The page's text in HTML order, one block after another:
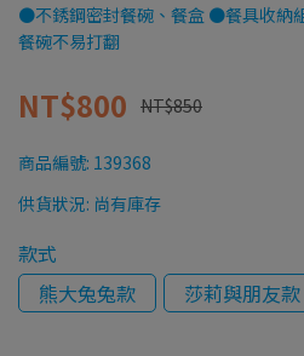
●不銹鋼密封餐碗、餐盒 ●餐具收納
餐碗不易打翻
NT$800 NT$850
商品編號: 139368
供貨狀況: 尚有庫存
款式
熊大兔兔款
莎莉與朋友款